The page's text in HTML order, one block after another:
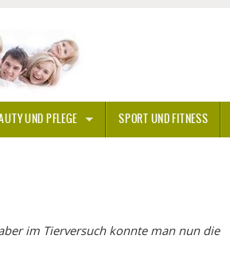
UND PFLEGE SPORT UND FITNESS
im Tierversuch konnte man nun die